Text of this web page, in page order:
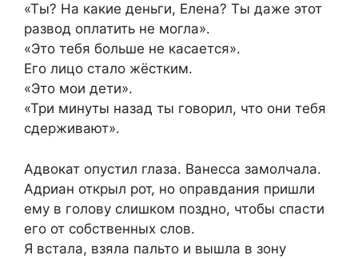
«Ты? На какие деньги, Елена? Ты даже этот
развод оплатить не могла».
«Это тебя больше не касается».
Его лицо стало жёстким.
«Это мои дети».
«Три минуты назад ты говорил, что они тебя
сдерживают».
Адвокат опустил глаза. Ванесса замолчала.
Адриан открыл рот, но оправдания пришли
ему в голову слишком поздно, чтобы спасти
его от собственных слов.
Я встала, взяла пальто и вышла в зону